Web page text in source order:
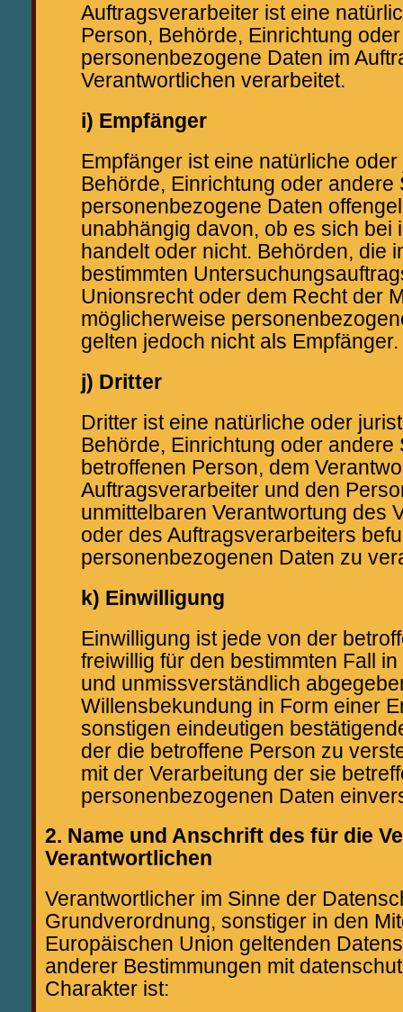
Auftragsverarbeiter ist eine
Person, Behörde, Einrichtung
personenbezogene Daten im
Verantwortlichen verarbeitet.
i) Empfänger
Empfänger ist eine natürliche
Behörde, Einrichtung oder andere
personenbezogene Daten
unabhängig davon, ob es sich bei
handelt oder nicht. Behörden, die
bestimmten
Unionsrecht oder dem Recht der
möglicherweise
gelten jedoch nicht als Empfänger.
j) Dritter
Dritter ist eine natürliche oder
Behörde, Einrichtung oder andere
betroffenen Person, dem
Auftragsverarbeiter und den
unmittelbaren Verantwortung des
oder des Auftragsverarbeiters
personenbezogenen Daten zu
k) Einwilligung
Einwilligung ist jede von der
freiwillig für den bestimmten Fall
und unmissverständlich
Willensbekundung in Form einer
sonstigen eindeutigen
der die betroffene Person zu
mit der Verarbeitung der sie
personenbezogenen Daten
2. Name und Anschrift des für die
Verantwortlichen
Verantwortlicher im Sinne der
Grundverordnung, sonstiger in den
Europäischen Union geltenden
anderer Bestimmungen mit
Charakter ist: